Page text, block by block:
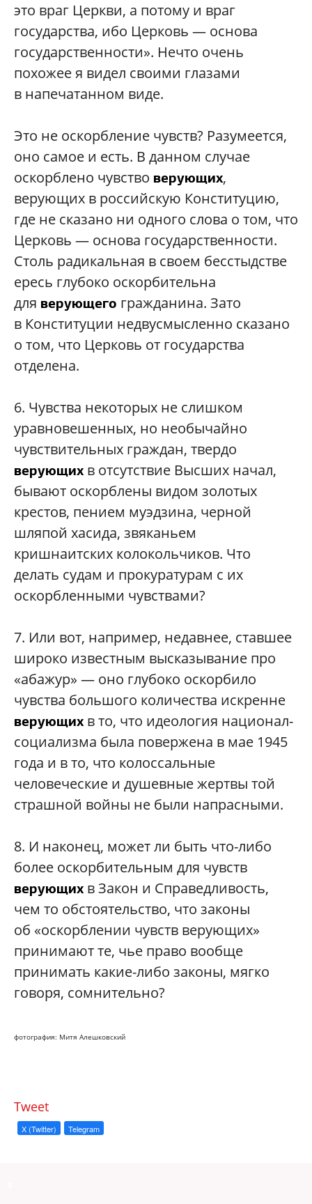
это враг Церкви, а потому и враг
государства, ибо Церковь — основа
государственности». Нечто очень
похожее я видел своими глазами
в напечатанном виде.
Это не оскорбление чувств? Разумеется,
оно самое и есть. В данном случае
оскорблено чувство верующих,
верующих в российскую Конституцию,
где не сказано ни одного слова о том, что
Церковь — основа государственности.
Столь радикальная в своем бесстыдстве
ересь глубоко оскорбительна
для верующего гражданина. Зато
в Конституции недвусмысленно сказано
о том, что Церковь от государства
отделена.
6. Чувства некоторых не слишком
уравновешенных, но необычайно
чувствительных граждан, твердо
верующих в отсутствие Высших начал,
бывают оскорблены видом золотых
крестов, пением муэдзина, черной
шляпой хасида, звяканьем
кришнаитских колокольчиков. Что
делать судам и прокуратурам с их
оскорбленными чувствами?
7. Или вот, например, недавнее, ставшее
широко известным высказывание про
«абажур» — оно глубоко оскорбило
чувства большого количества искренне
верующих в то, что идеология национал-
социализма была повержена в мае 1945
года и в то, что колоссальные
человеческие и душевные жертвы той
страшной войны не были напрасными.
8. И наконец, может ли быть что-либо
более оскорбительным для чувств
верующих в Закон и Справедливость,
чем то обстоятельство, что законы
об «оскорблении чувств верующих»
принимают те, чье право вообще
принимать какие-либо законы, мягко
говоря, сомнительно?
фотография: Митя Алешковский
Tweet
X (Twitter) Telegram